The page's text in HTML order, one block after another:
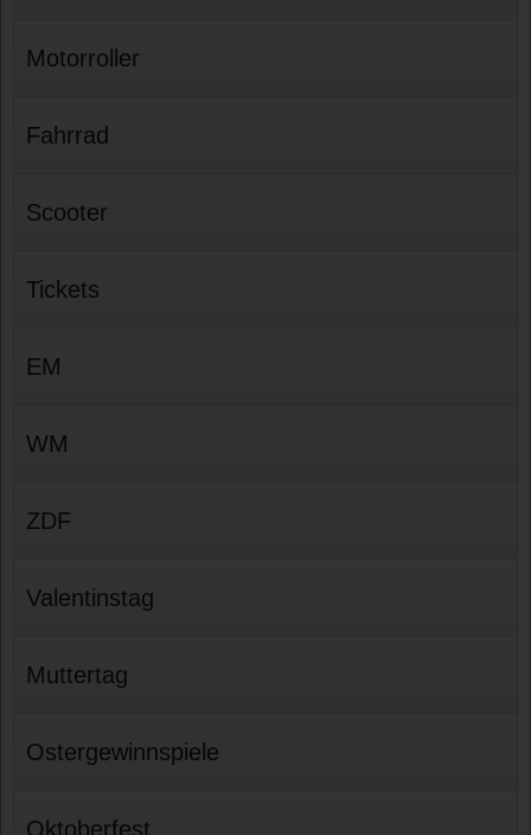
Motorroller
Fahrrad
Scooter
Tickets
EM
WM
ZDF
Valentinstag
Muttertag
Ostergewinnspiele
Oktoberfest